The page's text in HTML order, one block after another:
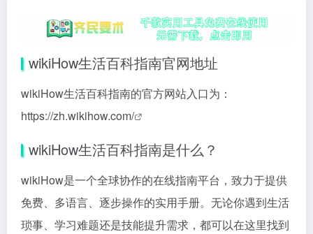
wikiHow生活百科指南官网地址
wikiHow生活百科指南的官方网站入口为：
https://zh.wikihow.com/
wikiHow生活百科指南是什么？
wikiHow是一个全球协作的在线指南平台，致力于提供
免费、多语言、逐步操作的实用手册。无论你遇到生活
琐事、学习难题还是技能提升需求，都可以在这里找到